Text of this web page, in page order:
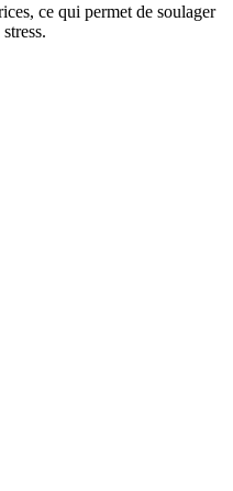
ce qui permet de soulager